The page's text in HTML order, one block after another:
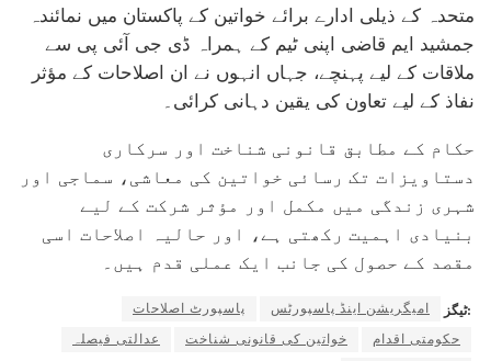
متحدہ کے ذیلی ادارے برائے خواتین کے پاکستان میں نمائندہ
جمشید ایم قاضی اپنی ٹیم کے ہمراہ ڈی جی آئی پی سے
ملاقات کے لیے پہنچے، جہاں انہوں نے ان اصلاحات کے مؤثر
نفاذ کے لیے تعاون کی یقین دہانی کرائی۔
حکام کے مطابق قانونی شناخت اور سرکاری
دستاویزات تک رسائی خواتین کی معاشی، سماجی اور
شہری زندگی میں مکمل اور مؤثر شرکت کے لیے
بنیادی اہمیت رکھتی ہے، اور حالیہ اصلاحات اسی
مقصد کے حصول کی جانب ایک عملی قدم ہیں۔
ٹیگز: امیگریشن اینڈ پاسپورٹس
پاسپورٹ اصلاحات
حکومتی اقدام
خواتین کی قانونی شناخت
عدالتی فیصلہ